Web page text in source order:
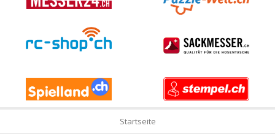
Startseite